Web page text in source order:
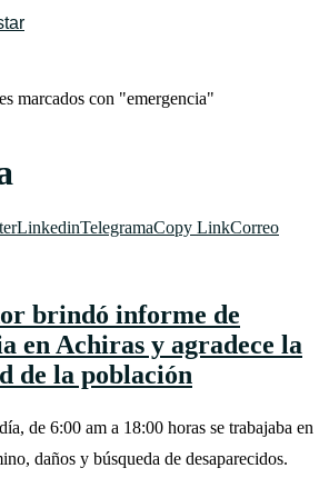
marcados con "emergencia"
LinkedinTelegramaCopy LinkCorreo
brindó informe de
en Achiras y agradece la
de la población
de 6:00 am a 18:00 horas se trabajaba en
daños y búsqueda de desaparecidos.